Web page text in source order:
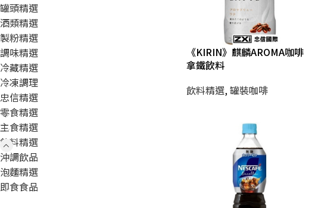
罐頭精選
酒類精選
製粉精選
調味精選
冷藏精選
冷凍調理
忠信精選
零食精選
主食精選
飲料精選
沖調飲品
泡麵精選
即食食品
《KIRIN》麒麟AROMA咖啡
拿鐵飲料
飲料精選,罐裝咖啡